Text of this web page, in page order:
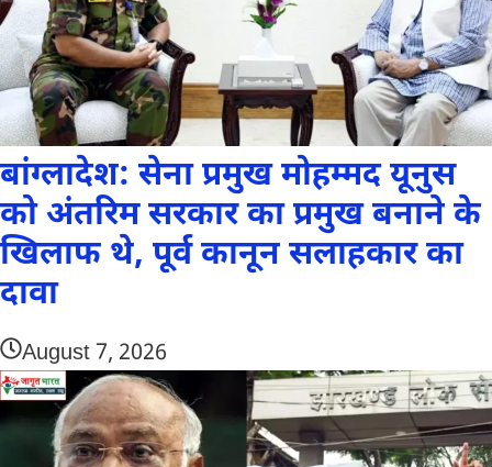
बांग्लादेश: सेना प्रमुख मोहम्मद यूनुस
को अंतरिम सरकार का प्रमुख बनाने के
खिलाफ थे, पूर्व कानून सलाहकार का
दावा
August 7, 2026